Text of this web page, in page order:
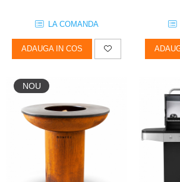
LA COMANDA
ADAUGA IN COS
NOU